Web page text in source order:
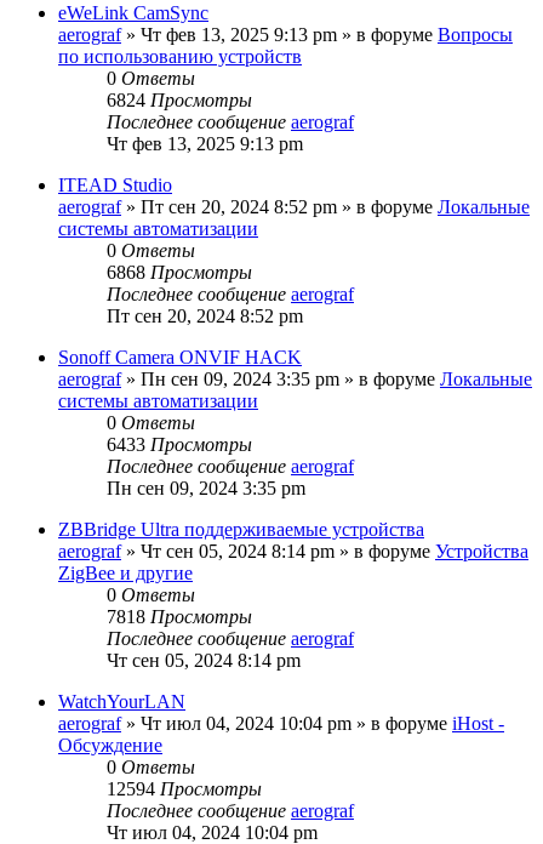
eWeLink CamSync
aerograf» Чт фев 13, 2025 9:13 pm » в форуме Вопросы
по использованию устройств
0 Ответы
6824 Просмотры
Последнее сообщение aerograf
Чт фев 13, 2025 9:13 pm
ITEAD Studio
aerograf» Пт сен 20, 2024 8:52 pm » в форуме Локальные
системы автоматизации
0 Ответы
6868 Просмотры
Последнее сообщение aerograf
Пт сен 20, 2024 8:52 pm
Sonoff Camera ONVIF HACK
aerograf» Пн сен 09, 2024 3:35 pm » в форуме Локальные
системы автоматизации
0 Ответы
6433 Просмотры
Последнее сообщение aerograf
Пн сен 09, 2024 3:35 pm
ZBBridge Ultra поддерживаемые устройства
aerograf» Чт сен 05, 2024 8:14 pm » в форуме Устройства
ZigBee и другие
0 Ответы
7818 Просмотры
Последнее сообщение aerograf
Чт сен 05, 2024 8:14 pm
WatchYourLAN
aerograf» Чт июл 04, 2024 10:04 pm » в форуме iHost -
Обсуждение
0 Ответы
12594 Просмотры
Последнее сообщение aerograf
Чт июл 04, 2024 10:04 pm